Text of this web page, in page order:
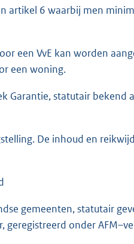
artikel 6 waarbij men
een VvE kan worden
een woning.
Garantie, statutair bekend
De inhoud en
gemeenten, statutair
onder